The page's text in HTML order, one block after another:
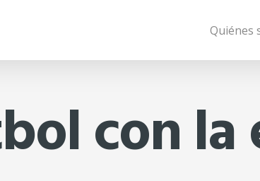
Quiénes
con